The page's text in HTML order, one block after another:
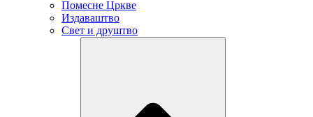
Помесне Цркве
Издаваштво
Свет и друштво